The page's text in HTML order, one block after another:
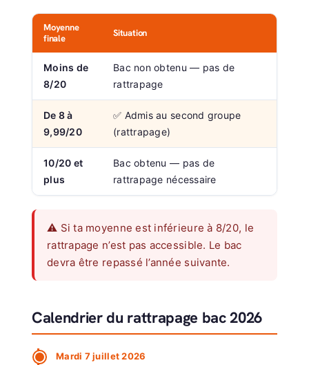
Moyenne
finale
Situation
Moins de
8/20
Bac non obtenu — pas de
rattrapage
De 8 à
9,99/20
✅ Admis au second groupe
(rattrapage)
10/20 et
plus
Bac obtenu — pas de
rattrapage nécessaire
⚠️ Si ta moyenne est inférieure à 8/20, le
rattrapage n’est pas accessible. Le bac
devra être repassé l’année suivante.
Calendrier du rattrapage bac 2026
Mardi 7 juillet 2026